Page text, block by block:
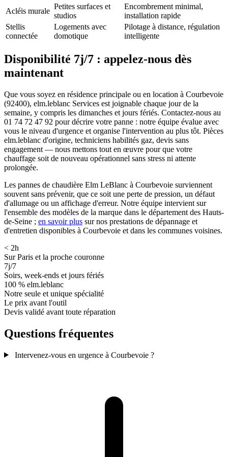
Acléis murale
Petites surfaces et
studios
Encombrement minimal,
installation rapide
Stellis
connectée
Logements avec
domotique
Pilotage à distance, régulation
intelligente
Disponibilité 7j/7 : appelez-nous dès
maintenant
Que vous soyez en résidence principale ou en location à Courbevoie
(92400), elm.leblanc Services est joignable chaque jour de la
semaine, y compris les dimanches et jours fériés. Contactez-nous au
01 74 72 47 92 pour décrire votre panne : notre équipe évalue avec
vous le niveau d'urgence et organise l'intervention au plus tôt. Pièces
elm.leblanc d'origine, techniciens habilités gaz, devis sans
engagement — nous mettons tout en œuvre pour que votre
chauffage soit de nouveau opérationnel sans stress ni attente
prolongée.
Les pannes de chaudière Elm LeBlanc à Courbevoie surviennent
souvent sans prévenir, que ce soit une perte de pression, un défaut
d'allumage ou un affichage d'erreur. Notre équipe intervient sur
l'ensemble des modèles de la marque dans le département des Hauts-
de-Seine ; en savoir plus sur nos prestations de dépannage et
d'entretien disponibles à Courbevoie et dans les communes voisines.
< 2h
Sur Paris et la proche couronne
7j/7
Soirs, week-ends et jours fériés
100 % elm.leblanc
Notre seule et unique spécialité
Le prix avant l'outil
Devis validé avant toute réparation
Questions fréquentes
Intervenez-vous en urgence à Courbevoie ?